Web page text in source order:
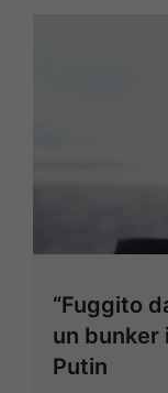
“Fuggito
un bunker
Putin